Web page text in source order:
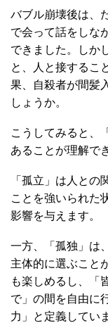
バブル崩壊後は、
で会って話をしな
できました。しか
と、人と接するこ
果、自殺者が間髪
しょうか。
こうしてみると、
あることが理解で
「孤立」は人との
ことを強いられた
影響を与えます。
一方、「孤独」は
主体的に選ぶこと
も楽しめるし、「
で」の間を自由に
力」と定義してい